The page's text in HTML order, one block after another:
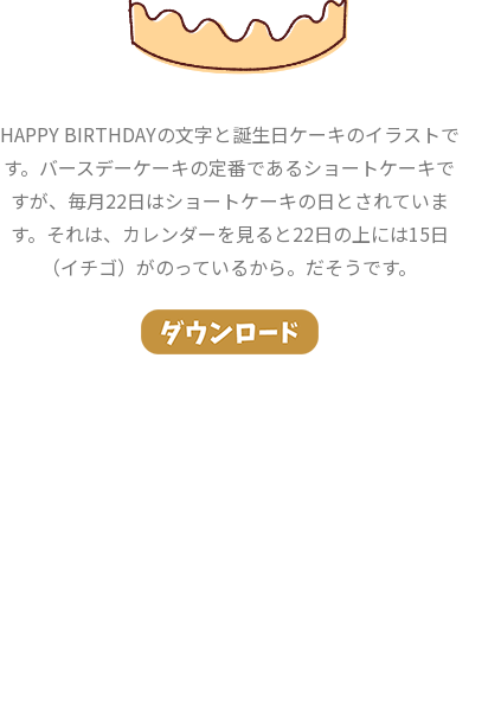
HAPPY BIRTHDAYの文字と誕生日ケーキのイラストで
す。バースデーケーキの定番であるショートケーキで
すが、毎月22日はショートケーキの日とされていま
す。それは、カレンダーを見ると22日の上には15日
（イチゴ）がのっているから。だそうです。